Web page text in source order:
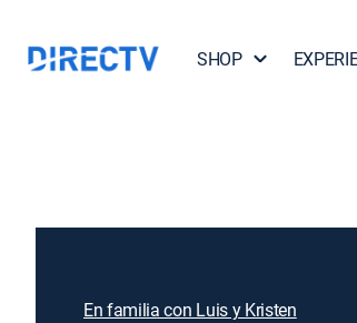
SHOP
En familia con Luis y Kristen